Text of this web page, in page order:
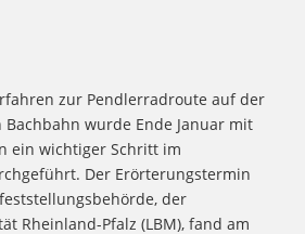
zur Pendlerradroute auf der
wurde Ende Januar mit
ein wichtiger Schritt im
Der Erörterungstermin
der
Rheinland-Pfalz (LBM), fand am